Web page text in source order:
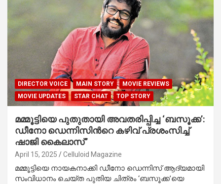
DIRECTOR VOICE MAIN STORY
MOVIE REVIEWS
MOVIE UPDATES
STAR CHAT TOP STORY
മമ്മൂട്ടിയെ പുതുതായി അവതരിപ്പിച്ച ‘ബസൂക്ക’:
ഡീനോ ഡെന്നിസിന്‍റെ കഴിവ് പ്രശംസിച്ച്
ഷാജി കൈലാസ്”
April 15, 2025 Celluloid Magazine
മമ്മൂട്ടിയെ നായകനാക്കി ഡീനോ ഡെന്നിസ് ആദ്യമായി
സംവിധാനം ചെയ്ത പുതിയ ചിത്രം ‘ബസൂക്ക’യെ